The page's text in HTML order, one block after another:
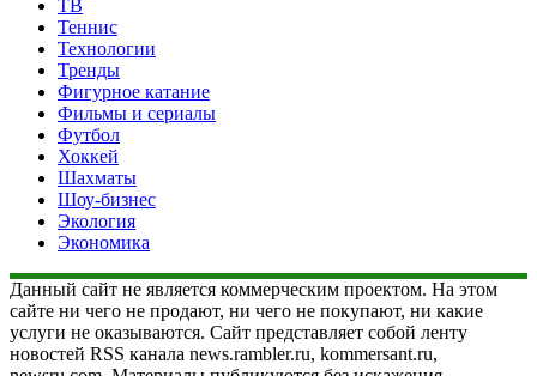
ТВ
Теннис
Технологии
Тренды
Фигурное катание
Фильмы и сериалы
Футбол
Хоккей
Шахматы
Шоу-бизнес
Экология
Экономика
Данный сайт не является коммерческим проектом. На этом
сайте ни чего не продают, ни чего не покупают, ни какие
услуги не оказываются. Сайт представляет собой ленту
новостей RSS канала news.rambler.ru, kommersant.ru,